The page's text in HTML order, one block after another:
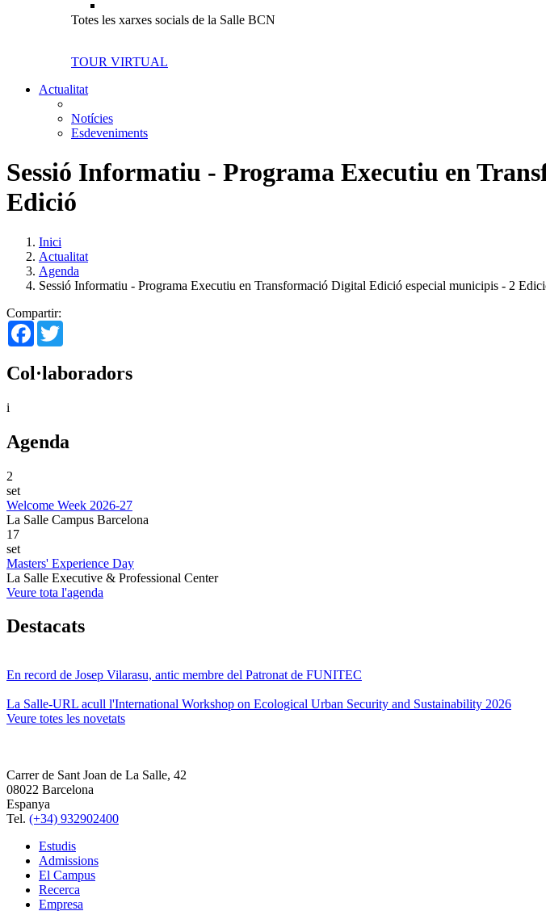
Totes les xarxes socials de la Salle BCN
TOUR VIRTUAL
Actualitat
Notícies
Esdeveniments
Sessió Informatiu - Programa Executiu en
Edició
Inici
Actualitat
Agenda
Sessió Informatiu - Programa Executiu en Transformació Digital Edició especial municipis - 2
Compartir:
Facebook
Col·laboradors
i
Agenda
2
set
Welcome Week 2026-27
La Salle Campus Barcelona
17
set
Masters' Experience Day
La Salle Executive & Professional Center
Veure tota l'agenda
Destacats
En record de Josep Vilarasu, antic membre del Patronat de FUNITEC
La Salle-URL acull l'International Workshop on Ecological Urban Security and Sustainability 2026
Veure totes les novetats
Carrer de Sant Joan de La Salle, 42
08022 Barcelona
Espanya
Tel. (+34) 932902400
Estudis
Admissions
El Campus
Recerca
Empresa